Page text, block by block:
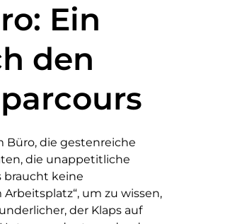
Ein
den
Büro, die gestenreiche
die unappetitliche
braucht keine
um zu wissen,
der Klaps auf